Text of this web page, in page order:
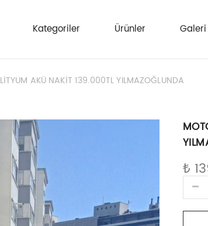
Kategoriler Ürünler Galeri
AKÜ NAKİT 139.000TL YILMAZOĞLUNDA
₺